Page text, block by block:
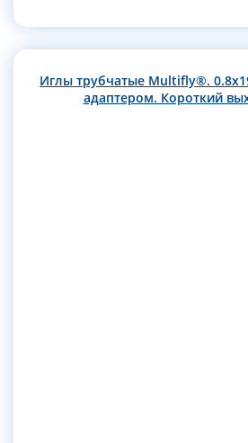
Иглы трубчатые Multifly®.
адаптером. Короткий